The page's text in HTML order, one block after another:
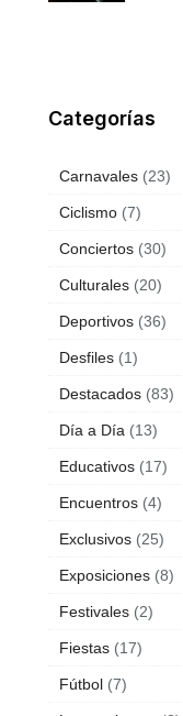
Categorías
Carnavales (23)
Ciclismo (7)
Conciertos (30)
Culturales (20)
Deportivos (36)
Desfiles (1)
Destacados (83)
Día a Día (13)
Educativos (17)
Encuentros (4)
Exclusivos (25)
Exposiciones (8)
Festivales (2)
Fiestas (17)
Fútbol (7)